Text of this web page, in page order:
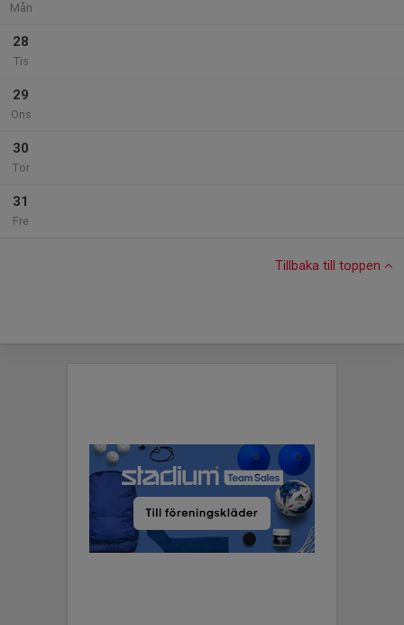
Mån
28
Tis
29
Ons
30
Tor
31
Fre
Tillbaka till toppen